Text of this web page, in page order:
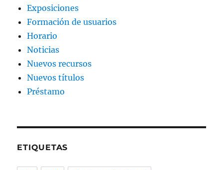
Exposiciones
Formación de usuarios
Horario
Noticias
Nuevos recursos
Nuevos títulos
Préstamo
ETIQUETAS